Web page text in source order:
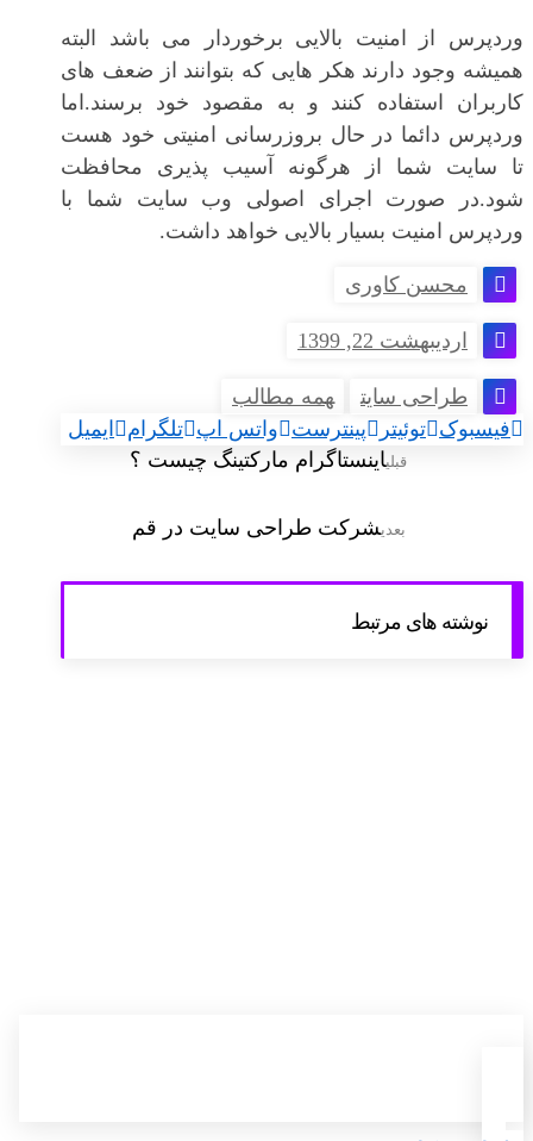
وردپرس از امنیت بالایی برخوردار می باشد البته
همیشه وجود دارند هکر هایی که بتوانند از ضعف های
کاربران استفاده کنند و به مقصود خود برسند.اما
وردپرس دائما در حال بروزرسانی امنیتی خود هست
تا سایت شما از هرگونه آسیب پذیری محافظت
شود.در صورت اجرای اصولی وب سایت شما با
وردپرس امنیت بسیار بالایی خواهد داشت.
محسن کاوری
اردیبهشت 22, 1399
طراحی سایت
همه مطالب
فیسبوک توئیتر پینترست واتس اپ تلگرام ایمیل
قبلیاینستاگرام مارکتینگ چیست ؟
بعدیشرکت طراحی سایت در قم
نوشته های مرتبط